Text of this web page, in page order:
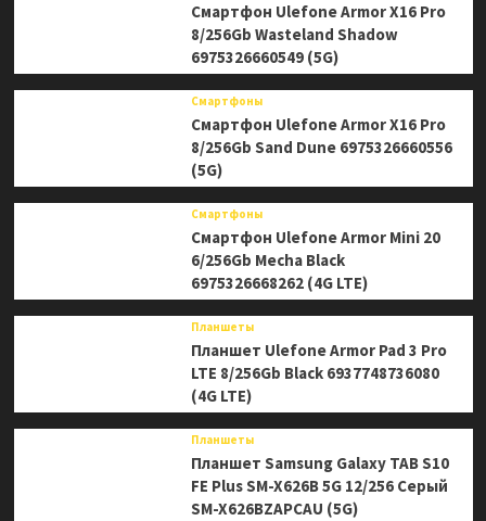
Смартфон Ulefone Armor X16 Pro
8/256Gb Wasteland Shadow
6975326660549 (5G)
Смартфоны
Смартфон Ulefone Armor X16 Pro
8/256Gb Sand Dune 6975326660556
(5G)
Смартфоны
Смартфон Ulefone Armor Mini 20
6/256Gb Mecha Black
6975326668262 (4G LTE)
Планшеты
Планшет Ulefone Armor Pad 3 Pro
LTE 8/256Gb Black 6937748736080
(4G LTE)
Планшеты
Планшет Samsung Galaxy TAB S10
FE Plus SM-X626B 5G 12/256 Серый
SM-X626BZAPCAU (5G)